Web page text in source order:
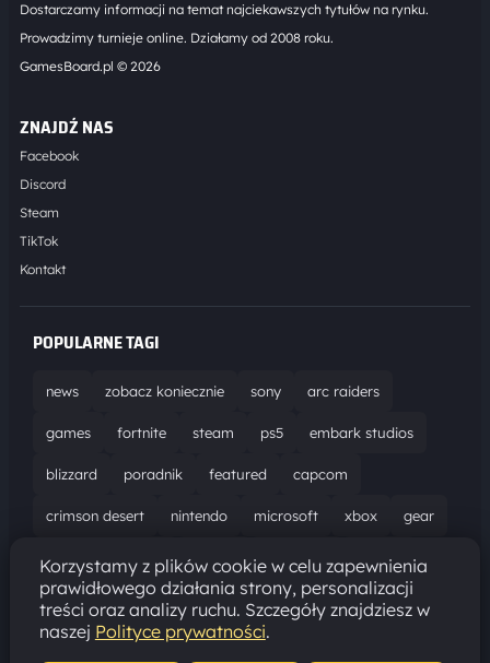
Dostarczamy informacji na temat najciekawszych tytułów na rynku.
Prowadzimy turnieje online. Działamy od 2008 roku.
GamesBoard.pl © 2026
ZNAJDŹ NAS
Facebook
Discord
Steam
TikTok
Kontakt
POPULARNE TAGI
news zobacz koniecznie sony arc raiders
games fortnite steam ps5 embark studios
blizzard poradnik featured capcom
crimson desert nintendo microsoft xbox gear
world of warcraft solucja marathon ubisoft
bungie recenzja resident evil requiem gaming
aktualizacja pc epic games
Korzystamy z plików cookie w celu zapewnienia
prawidłowego działania strony, personalizacji
treści oraz analizy ruchu. Szczegóły znajdziesz w
naszej Polityce prywatności.